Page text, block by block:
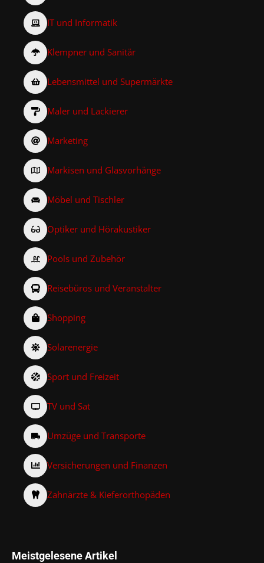
IT und Informatik
Klempner und Sanitär
Lebensmittel und Supermärkte
Maler und Lackierer
Marketing
Markisen und Glasvorhänge
Möbel und Tischler
Optiker und Hörakustiker
Pools und Zubehör
Reisebüros und Veranstalter
Shopping
Solarenergie
Sport und Freizeit
TV und Sat
Umzüge und Transporte
Versicherungen und Finanzen
Zahnärzte & Kieferorthopäden
Meistgelesene Artikel